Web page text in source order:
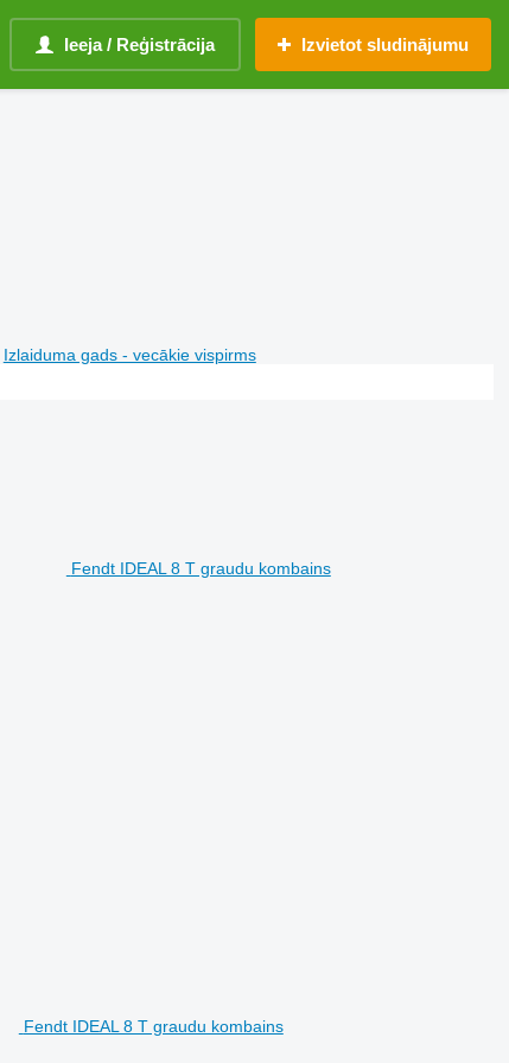
Ieeja / Reģistrācija Izvietot sludinājumu
Izlaiduma gads - vecākie vispirms
Fendt IDEAL 8 T graudu kombains
Fendt IDEAL 8 T graudu kombains